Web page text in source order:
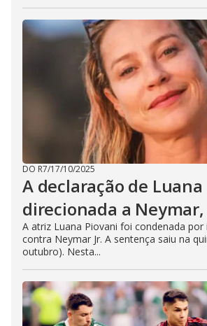
DO R7/17/10/2025
A declaração de
direcionada a
A atriz Luana Piovani foi condenada por
contra Neymar Jr. A sentença saiu na
outubro). Nesta...